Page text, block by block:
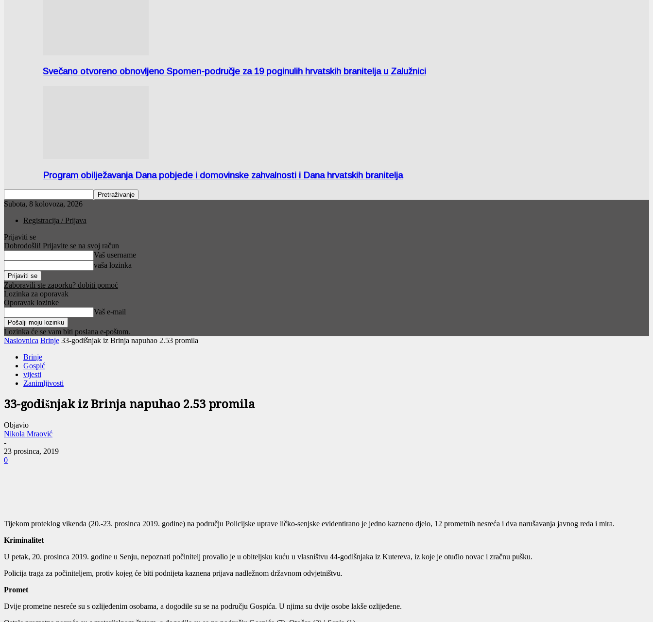
Svečano otvoreno obnovljeno Spomen-područje za 19 poginulih hrvatskih branitelja u Zalužnici
Program obilježavanja Dana pobjede i domovinske zahvalnosti i Dana hrvatskih branitelja
Subota, 8 kolovoza, 2026
Registracija / Prijava
Prijaviti se
Dobrodošli! Prijavite se na svoj račun
Vaš username
vaša lozinka
Zaboravili ste zaporku? dobiti pomoć
Lozinka za oporavak
Oporavak lozinke
Vaš e-mail
Lozinka će se vam biti poslana e-poštom.
Naslovnica Brinje 33-godišnjak iz Brinja napuhao 2.53 promila
Brinje
Gospić
vijesti
Zanimljivosti
33-godišnjak iz Brinja napuhao 2.53 promila
Objavio
Nikola Mraović
-
23 prosinca, 2019
0
Tijekom proteklog vikenda (20.-23. prosinca 2019. godine) na području Policijske uprave ličko-senjske evidentirano je jedno kazneno djelo, 12 prometnih nesreća i dva narušavanja javnog reda i mira.
Kriminalitet
U petak, 20. prosinca 2019. godine u Senju, nepoznati počinitelj provalio je u obiteljsku kuću u vlasništvu 44-godišnjaka iz Kutereva, iz koje je otuđio novac i zračnu pušku.
Policija traga za počiniteljem, protiv kojeg će biti podnijeta kaznena prijava nadležnom državnom odvjetništvu.
Promet
Dvije prometne nesreće su s ozlijeđenim osobama, a dogodile su se na području Gospića. U njima su dvije osobe lakše ozlijeđene.